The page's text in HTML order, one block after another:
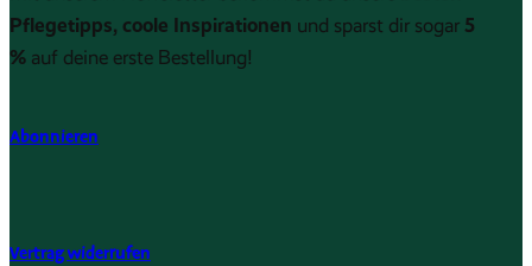
Pflegetipps, coole Inspirationen und sparst dir sogar 5
% auf deine erste Bestellung!
Abonnieren
Vertrag widerrufen